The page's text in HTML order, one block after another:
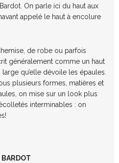
On parle ici du haut aux
appelé le haut à encolure
de robe ou parfois
généralement comme un haut
qu’elle dévoile les épaules.
plusieurs formes, matières et
on mise sur un look plus
interminables : on
BARDOT